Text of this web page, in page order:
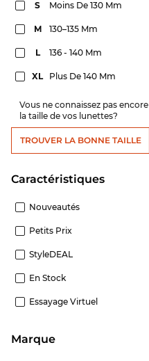
S Moins De 130 Mm
M 130–135 Mm
L 136 - 140 Mm
XL Plus De 140 Mm
Vous ne connaissez pas encore
la taille de vos lunettes?
TROUVER LA BONNE TAILLE
Caractéristiques
Nouveautés
Petits Prix
StyleDEAL
En Stock
Essayage Virtuel
Marque